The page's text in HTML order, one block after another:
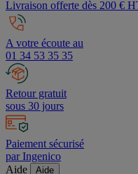
Livraison offerte dès 200 € HT
A votre écoute au
01 34 53 35 35
Retour gratuit
sous 30 jours
Paiement sécurisé
par Ingenico